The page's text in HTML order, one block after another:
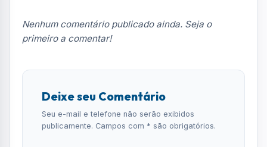
Nenhum comentário publicado ainda. Seja o
primeiro a comentar!
Deixe seu Comentário
Seu e-mail e telefone não serão exibidos
publicamente. Campos com * são obrigatórios.